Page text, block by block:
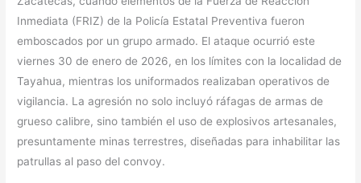
Inmediata (FRIZ) de la Policía Estatal Preventiva fueron
emboscados por un grupo armado. El ataque ocurrió este
viernes 30 de enero de 2026, en los límites con la localidad de
Tayahua, mientras los uniformados realizaban operativos de
vigilancia. La agresión no solo incluyó ráfagas de armas de
grueso calibre, sino también el uso de explosivos artesanales,
presuntamente minas terrestres, diseñadas para inhabilitar las
patrullas al paso del convoy.